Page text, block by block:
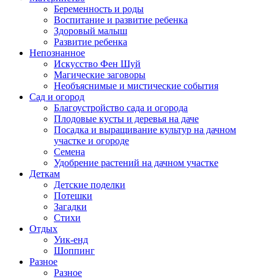
Беременность и роды
Воспитание и развитие ребенка
Здоровый малыш
Развитие ребенка
Непознанное
Искусство Фен Шуй
Магические заговоры
Необъяснимые и мистические события
Сад и огород
Благоустройство сада и огорода
Плодовые кусты и деревья на даче
Посадка и выращивание культур на дачном
участке и огороде
Семена
Удобрение растений на дачном участке
Деткам
Детские поделки
Потешки
Загадки
Стихи
Отдых
Уик-енд
Шоппинг
Разное
Разное